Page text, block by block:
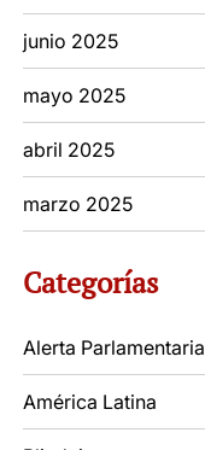
junio 2025
mayo 2025
abril 2025
marzo 2025
Categorías
Alerta Parlamentaria
América Latina